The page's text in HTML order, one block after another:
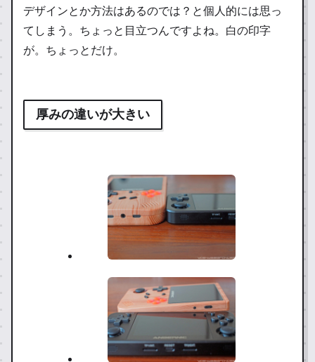
デザインとか方法はあるのでは？と個人的には思っ
てしまう。ちょっと目立つんですよね。白の印字
が。ちょっとだけ。
厚みの違いが大きい